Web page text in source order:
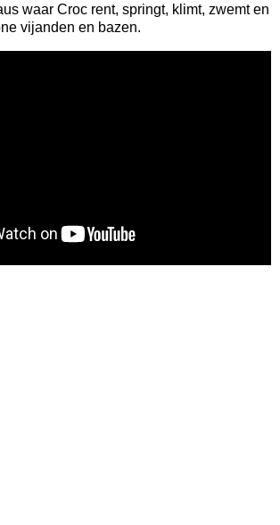
waar Croc rent, springt, klimt, zwemt en
vijanden en bazen.